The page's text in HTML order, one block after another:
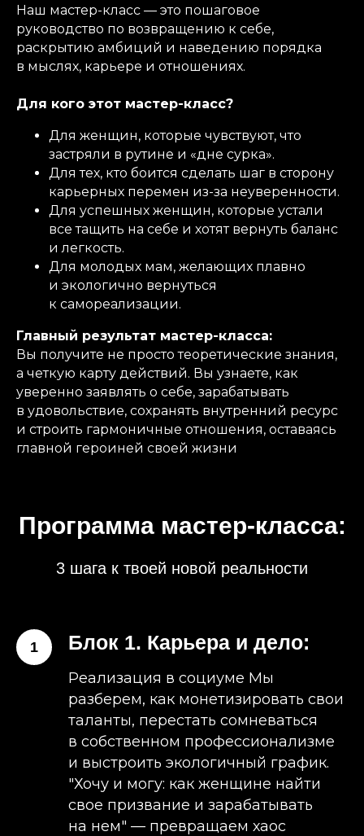
Наш мастер-класс — это пошаговое
руководство по возвращению к себе,
раскрытию амбиций и наведению порядка
в мыслях, карьере и отношениях. ​
​Для кого этот мастер-класс?
Для женщин, которые чувствуют, что
застряли в рутине и «дне сурка». ​
Для тех, кто боится сделать шаг в сторону
карьерных перемен из-за неуверенности.
​Для успешных женщин, которые устали
все тащить на себе и хотят вернуть баланс
и легкость. ​
Для молодых мам, желающих плавно
и экологично вернуться
к самореализации. ​
Главный результат мастер-класса:
Вы получите не просто теоретические знания,
а четкую карту действий. Вы узнаете, как
уверенно заявлять о себе, зарабатывать
в удовольствие, сохранять внутренний ресурс
и строить гармоничные отношения, оставаясь
главной героиней своей жизни
Программа мастер-класса:
3 шага к твоей новой реальности
Блок 1. Карьера и дело:
Реализация в социуме ​Мы
разберем, как монетизировать свои
таланты, перестать сомневаться
в собственном профессионализме
и выстроить экологичный график. ​
"Хочу и могу: как женщине найти
свое призвание и зарабатывать
на нем" — превращаем хаос